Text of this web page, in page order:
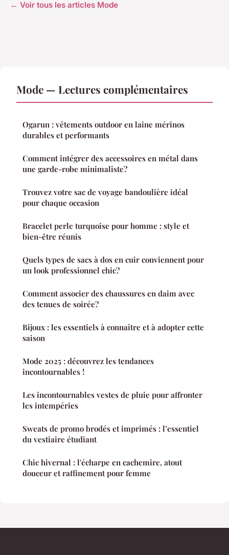
← Voir tous les articles Mode
Mode — Lectures complémentaires
Ogarun : vêtements outdoor en laine mérinos
durables et performants
Comment intégrer des accessoires en métal dans
une garde-robe minimaliste?
Trouvez votre sac de voyage bandoulière idéal
pour chaque occasion
Bracelet perle turquoise pour homme : style et
bien-être réunis
Quels types de sacs à dos en cuir conviennent pour
un look professionnel chic?
Comment associer des chaussures en daim avec
des tenues de soirée?
Bijoux : les essentiels à connaître et à adopter cette
saison
Mode 2025 : découvrez les tendances
incontournables !
Les incontournables vestes de pluie pour affronter
les intempéries
Sweats de promo brodés et imprimés : l’essentiel
du vestiaire étudiant
Chic hivernal : l'écharpe en cachemire, atout
douceur et raffinement pour femme